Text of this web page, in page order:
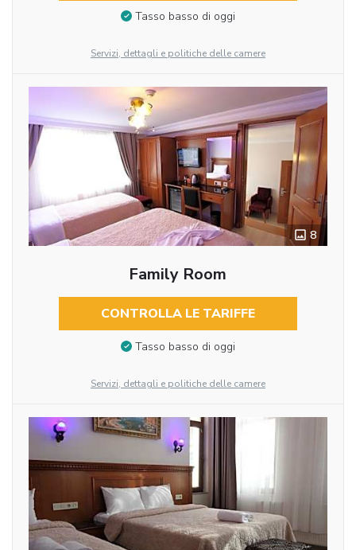
Tasso basso di oggi
Servizi, dettagli e politiche delle camere
8
Family Room
CONTROLLA LE TARIFFE
Tasso basso di oggi
Servizi, dettagli e politiche delle camere